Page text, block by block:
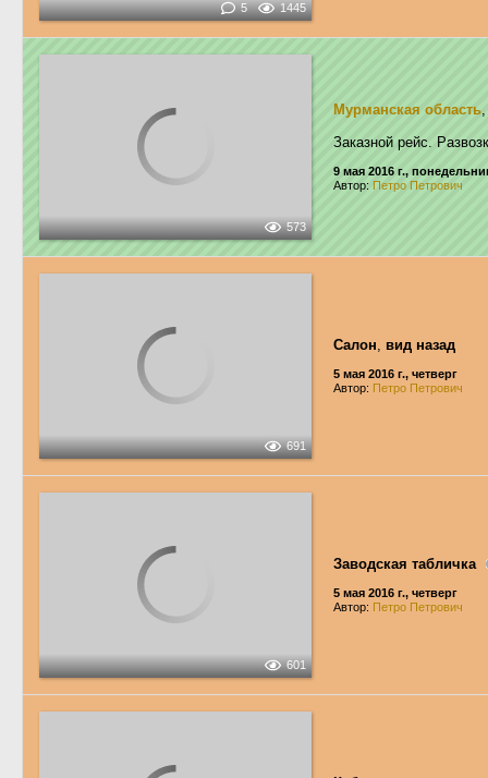
5 1445
573
Мурманская область
Заказной рейс.
9 мая 2016 г.,
Автор: Петро Петрович
691
Салон, вид назад
5 мая 2016 г., четверг
Автор: Петро Петрович
601
Заводская табличка
5 мая 2016 г., четверг
Автор: Петро Петрович